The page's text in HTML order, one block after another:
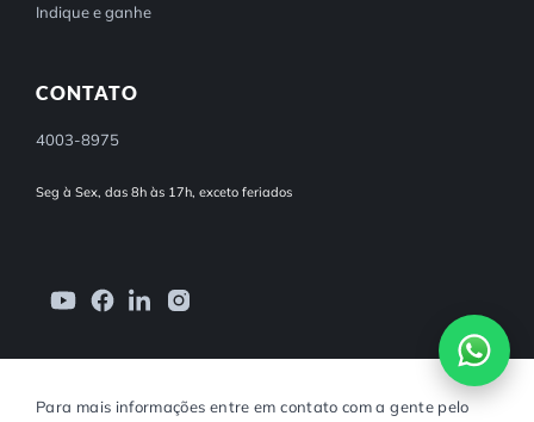
Indique e ganhe
CONTATO
4003-8975
Seg à Sex, das 8h às 17h, exceto feriados
Para mais informações entre em contato com a gente pelo